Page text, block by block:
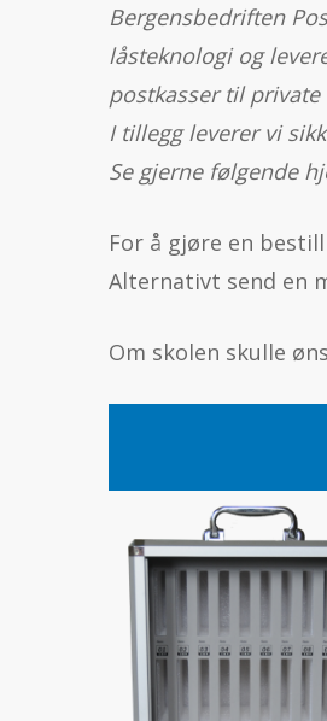
Bergensbedriften
låsteknologi og
postkasser til private
I tillegg leverer vi
Se gjerne følgende
For å gjøre en
Alternativt send en
Om skolen skulle